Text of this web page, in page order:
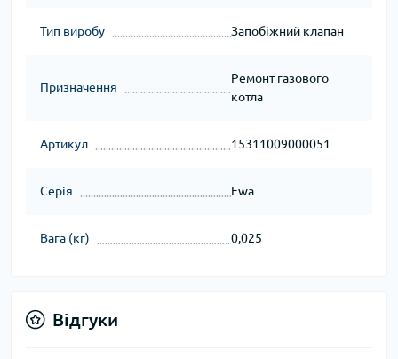
Тип виробу Запобіжний клапан
Призначення
Ремонт газового
котла
Артикул 15311009000051
Серія Ewa
Вага (кг) 0,025
Відгуки